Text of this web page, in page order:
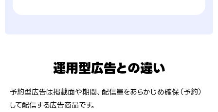
運用型広告との違い
予約型広告は掲載面や期間、配信量をあらかじめ確保（予約）
して配信する広告商品です。